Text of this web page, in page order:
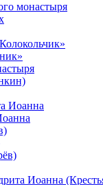
монастыря
Иоанна
Иоанна